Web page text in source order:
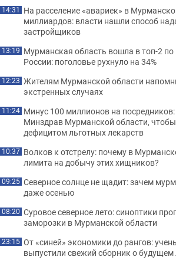
14:31 На расселение «авариек» в
миллиардов: власти нашли способ
застройщиков
13:19 Мурманская область вошла в топ-2 по
России: поголовье рухнуло на 34%
12:23 Жителям Мурманской области
экстренных случаях
11:24 Минус 100 миллионов на
Минздрав Мурманской области,
дефицитом льготных лекарств
10:37 Волков к отстрелу: почему в
лимита на добычу этих хищников?
09:25 Северное солнце не щадит: зачем
даже осенью
08:20 Суровое северное лето: синоптики
заморозки в Мурманской области
23:15 От «синей» экономики до рангов:
выпустили свежий сборник о будущем